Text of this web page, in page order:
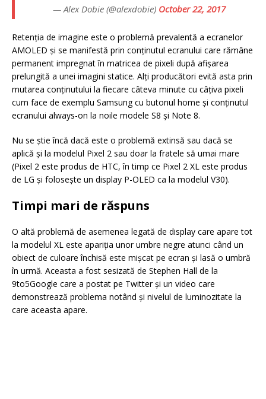
— Alex Dobie (@alexdobie) October 22, 2017
Retenţia de imagine este o problemă prevalentă a ecranelor
AMOLED şi se manifestă prin conţinutul ecranului care rămâne
permanent impregnat în matricea de pixeli după afişarea
prelungită a unei imagini statice. Alţi producători evită asta prin
mutarea conţinutului la fiecare câteva minute cu câţiva pixeli
cum face de exemplu Samsung cu butonul home şi conţinutul
ecranului always-on la noile modele S8 şi Note 8.
Nu se ştie încă dacă este o problemă extinsă sau dacă se
aplică şi la modelul Pixel 2 sau doar la fratele să umai mare
(Pixel 2 este produs de HTC, în timp ce Pixel 2 XL este produs
de LG şi foloseşte un display P-OLED ca la modelul V30).
Timpi mari de răspuns
O altă problemă de asemenea legată de display care apare tot
la modelul XL este apariţia unor umbre negre atunci când un
obiect de culoare închisă este mişcat pe ecran şi lasă o umbră
în urmă. Aceasta a fost sesizată de Stephen Hall de la
9to5Google care a postat pe Twitter şi un video care
demonstrează problema notând şi nivelul de luminozitate la
care aceasta apare.